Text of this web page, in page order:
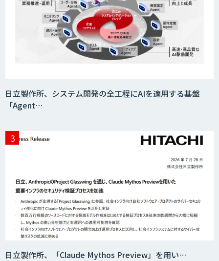
KIBIT Amanogawa
匠KIBIT零
saki-mori
日立製作所、システム開発の全工程にAIを適用する基盤
「Agent…
日立製作所、「Claude Mythos Preview」を用い…